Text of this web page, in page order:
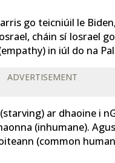
go teicniúil le
cháin sí Iosrael
in iúl do na
ADVERTISEMENT
ar dhaoine i
(inhumane).
(common